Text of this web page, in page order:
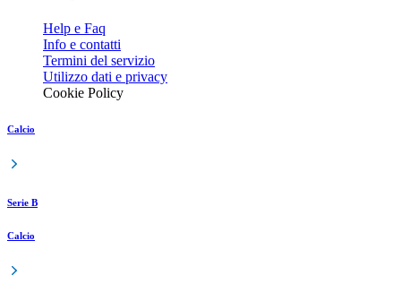
Help e Faq
Info e contatti
Termini del servizio
Utilizzo dati e privacy
Cookie Policy
Calcio
Serie B
Calcio